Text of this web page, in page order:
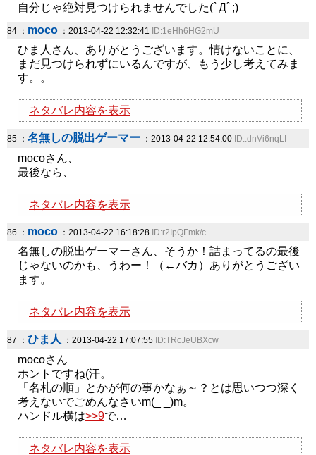
自分じゃ絶対見つけられませんでした(ﾟДﾟ;)
84 ： moco ：2013-04-22 12:32:41 ID:1eHh6HG2mU
ひま人さん、ありがとうございます。情けないことに、
まだ見つけられずにいるんですが、もう少し考えてみま
す。。
ネタバレ内容を表示
85 ： 名無しの脱出ゲーマー ：2013-04-22 12:54:00 ID:.dnVi6nqLI
mocoさん、
最後なら、
ネタバレ内容を表示
86 ： moco ：2013-04-22 16:18:28 ID:r2IpQFmk/c
名無しの脱出ゲーマーさん、そうか！詰まってるの最後
じゃないのかも、うわー！（←バカ）ありがとうござい
ます。
ネタバレ内容を表示
87 ： ひま人 ：2013-04-22 17:07:55 ID:TRcJeUBXcw
mocoさん
ホントですね(汗。
「名札の順」とかが何の事かなぁ～？とは思いつつ深く
考えないでごめんなさいm(_ _)m。
ハンドル横は>>9で…
ネタバレ内容を表示